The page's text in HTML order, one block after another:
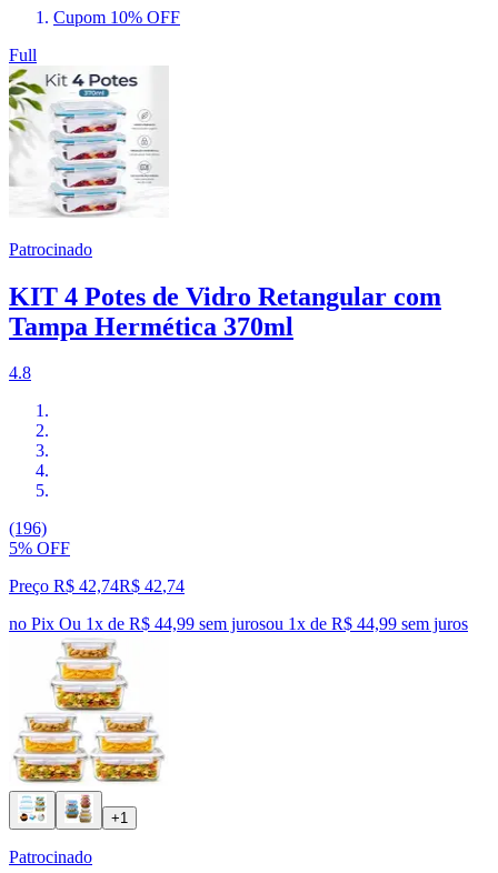
Cupom 10% OFF
Full
Patrocinado
KIT 4 Potes de Vidro Retangular com
Tampa Hermética 370ml
4.8
(196)
5% OFF
Preço R$ 42,74R$ 42,74
no Pix Ou 1x de R$ 44,99 sem jurosou 1x de R$ 44,99 sem juros
+1
Patrocinado